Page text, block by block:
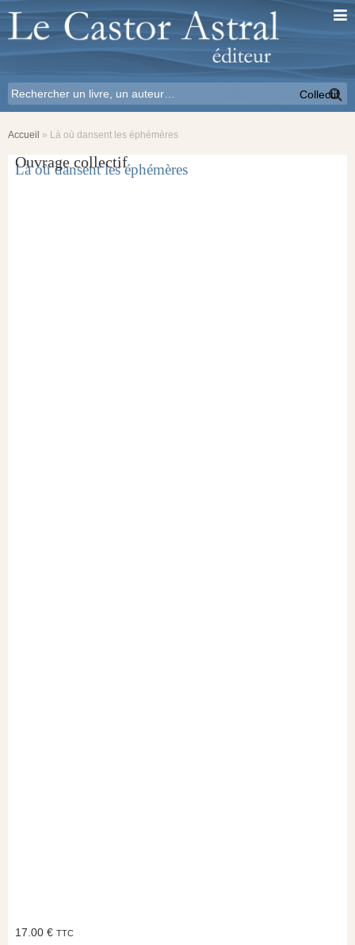
Accueil » Là où dansent les éphémères
Là où dansent les éphémères
17.00 € TTC
Collectif
Ouvrage collectif